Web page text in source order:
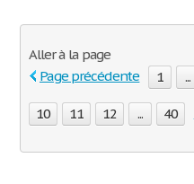
Aller à la page
Page précédente
1 ...
10 11 12 ... 40